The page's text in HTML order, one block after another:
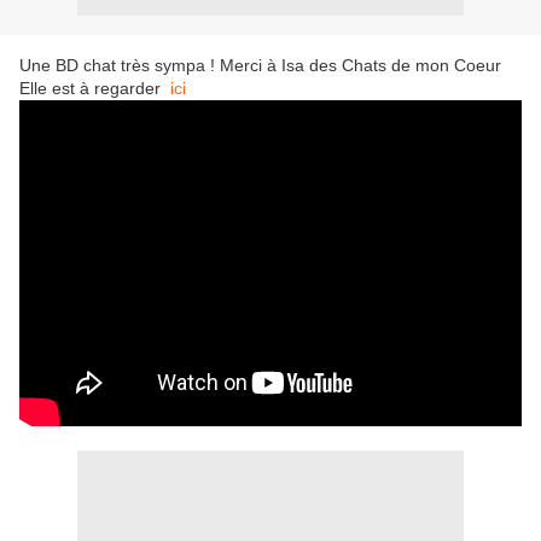
Une BD chat très sympa ! Merci à Isa des Chats de mon Coeur
Elle est à regarder ici